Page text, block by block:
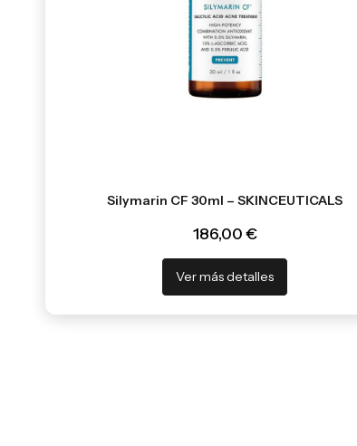
Silymarin CF 30ml – SKINCEUTICALS
186,00 €
Ver más detalles